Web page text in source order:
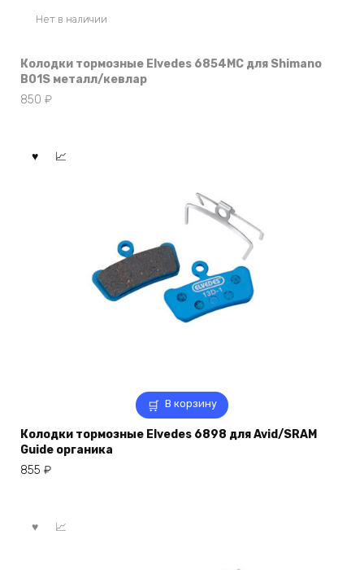
Нет в наличии
Колодки тормозные Elvedes 6854MC для Shimano
B01S металл/кевлар
850 ₽
В корзину
Колодки тормозные Elvedes 6898 для Avid/SRAM
Guide органика
855 ₽